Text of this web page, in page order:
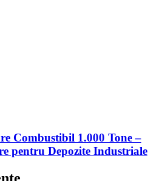
Combustibil 1.000 Tone –
pentru Depozite Industriale